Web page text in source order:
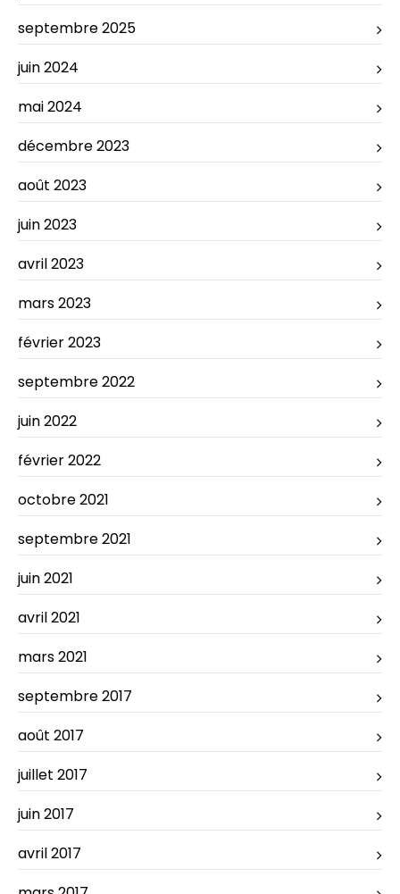
septembre 2025
juin 2024
mai 2024
décembre 2023
août 2023
juin 2023
avril 2023
mars 2023
février 2023
septembre 2022
juin 2022
février 2022
octobre 2021
septembre 2021
juin 2021
avril 2021
mars 2021
septembre 2017
août 2017
juillet 2017
juin 2017
avril 2017